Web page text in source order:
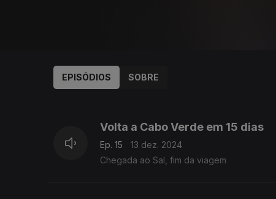
EPISÓDIOS SOBRE
Volta a Cabo Verde em 15 dias
Ep. 15
13 dez. 2024
Chegada ao Sal, fim da viagem